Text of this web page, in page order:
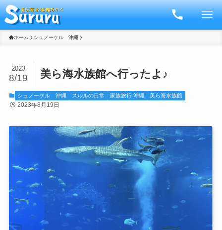
ホーム シュノーケル 沖縄
美ら海水族館へ行ったよ♪
2023
8/19
シュノーケル 沖縄 スルルの日常 家族旅行 沖縄 美ら海水族館
2023年8月19日